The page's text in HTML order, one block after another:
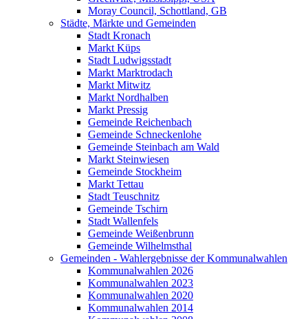
Moray Council, Schottland, GB
Städte, Märkte und Gemeinden
Stadt Kronach
Markt Küps
Stadt Ludwigsstadt
Markt Marktrodach
Markt Mitwitz
Markt Nordhalben
Markt Pressig
Gemeinde Reichenbach
Gemeinde Schneckenlohe
Gemeinde Steinbach am Wald
Markt Steinwiesen
Gemeinde Stockheim
Markt Tettau
Stadt Teuschnitz
Gemeinde Tschirn
Stadt Wallenfels
Gemeinde Weißenbrunn
Gemeinde Wilhelmsthal
Gemeinden - Wahlergebnisse der Kommunalwahlen
Kommunalwahlen 2026
Kommunalwahlen 2023
Kommunalwahlen 2020
Kommunalwahlen 2014